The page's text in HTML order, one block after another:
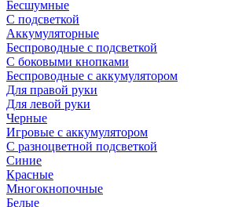
Бесшумные
С подсветкой
Аккумуляторные
Беспроводные с подсветкой
С боковыми кнопками
Беспроводные с аккумулятором
Для правой руки
Для левой руки
Черные
Игровые с аккумулятором
С разноцветной подсветкой
Синие
Красные
Многокнопочные
Белые